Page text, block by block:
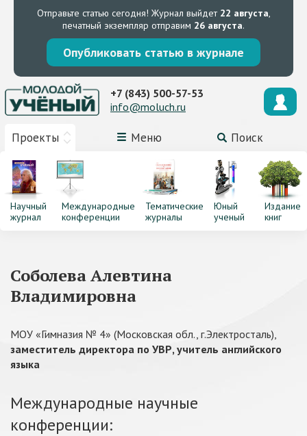
Отправьте статью сегодня! Журнал выйдет 22 августа,
печатный экземпляр отправим 26 августа.
Опубликовать статью в журнале
Проекты Меню Поиск
+7 (843) 500-57-53
info@moluch.ru
Научный
журнал
Международные
конференции
Тематические
журналы
Юный
ученый
Издание
книг
Соболева Алевтина
Владимировна
МОУ «Гимназия № 4» (Московская обл., г.Электросталь),
заместитель директора по УВР, учитель английского
языка
Международные научные
конференции: